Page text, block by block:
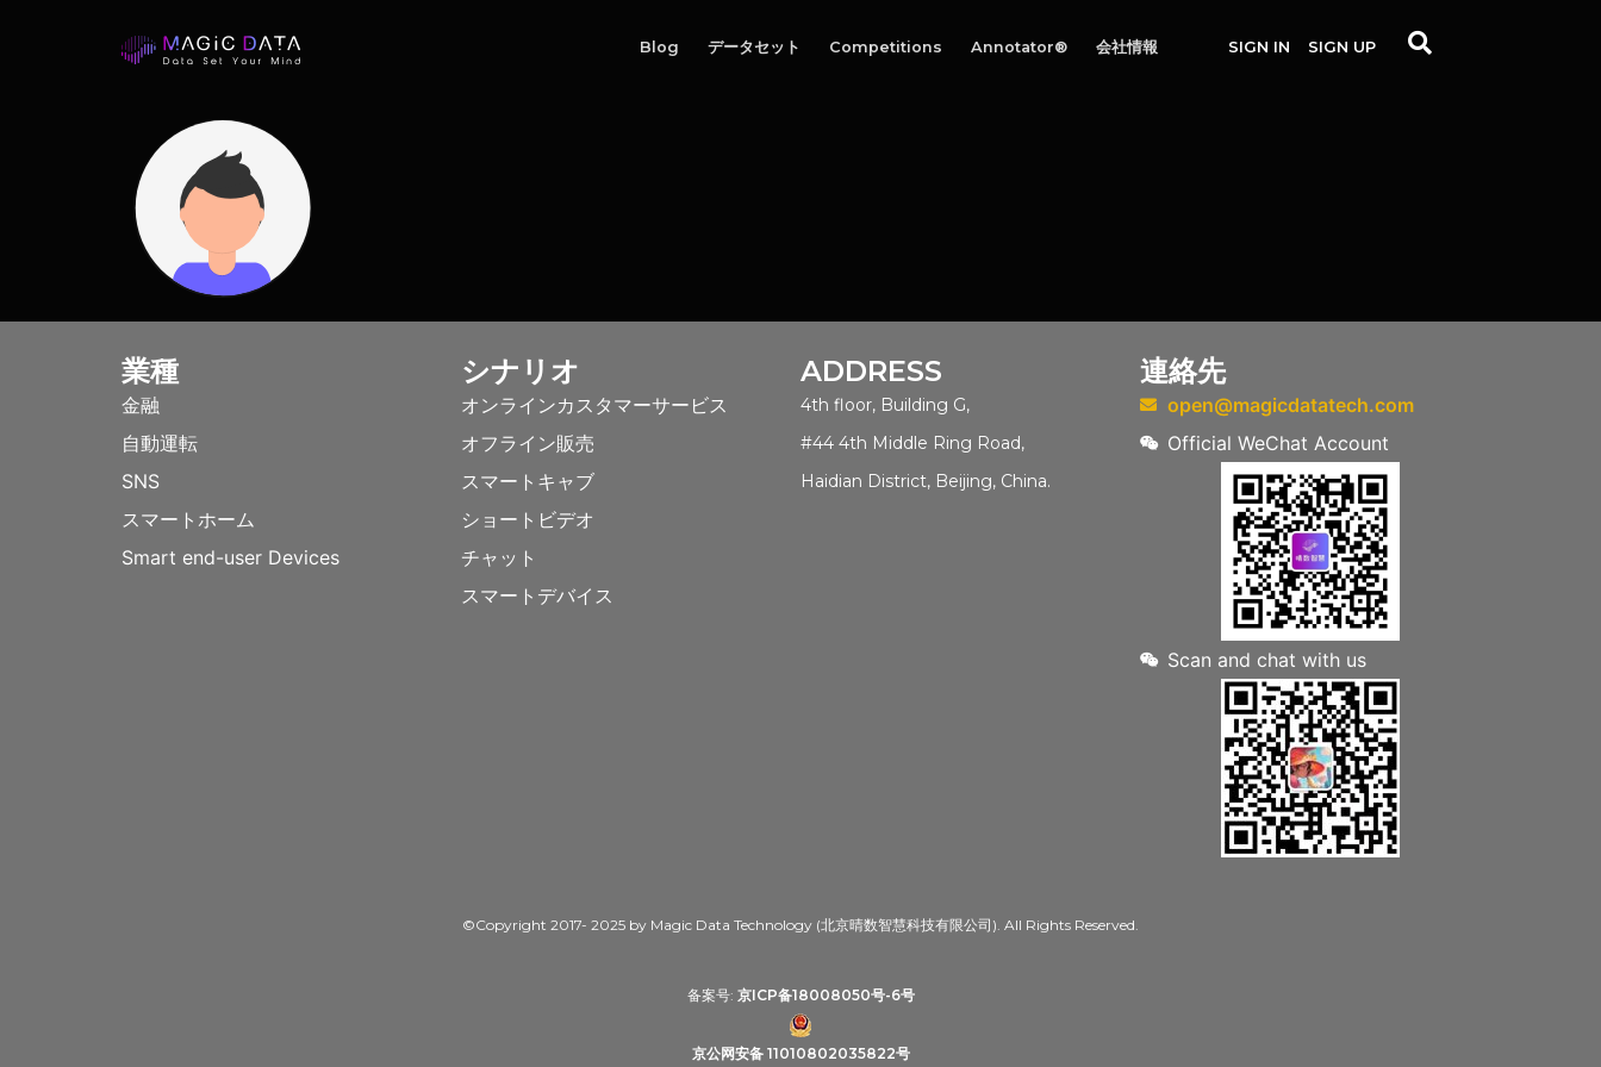
Blog データセット Competitions Annotator® 会社情報 SIGN IN SIGN UP
業種
金融
自動運転
SNS
スマートホーム
Smart end-user Devices
シナリオ
オンラインカスタマーサービス
オフライン販売
スマートキャブ
ショートビデオ
チャット
スマートデバイス
ADDRESS
4th floor, Building G,
#44 4th Middle Ring Road,
Haidian District, Beijing, China.
連絡先
open@magicdatatech.com
Official WeChat Account
Scan and chat with us
©Copyright 2017- 2025 by Magic Data Technology (北京晴数智慧科技有限公司). All Rights Reserved.
备案号: 京ICP备18008050号-6号
京公网安备 11010802035822号